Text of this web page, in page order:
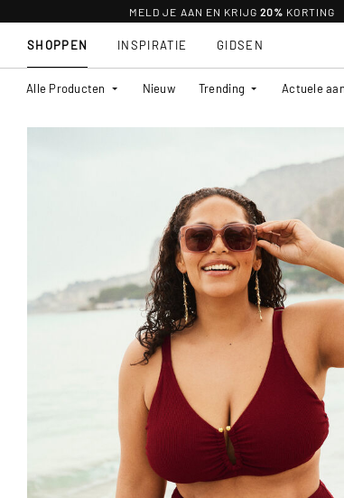
MELD JE AAN EN KRIJG 20% KORTING
SHOPPEN
Alle Producten Nieuw Trending Actuele
INSPIRATIE GIDSEN